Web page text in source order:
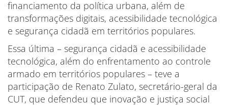
financiamento da política urbana, além de
transformações digitais, acessibilidade tecnológica
e segurança cidadã em territórios populares.
Essa última – segurança cidadã e acessibilidade
tecnológica, além do enfrentamento ao controle
armado em territórios populares – teve a
participação de Renato Zulato, secretário-geral da
CUT, que defendeu que inovação e justiça social